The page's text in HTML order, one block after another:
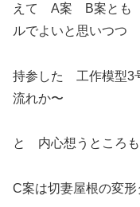
えて A案 B案とも
ルでよいと思いつつ
持参した 工作模型
流れか〜
と 内心想うところも
C案は切妻屋根の変